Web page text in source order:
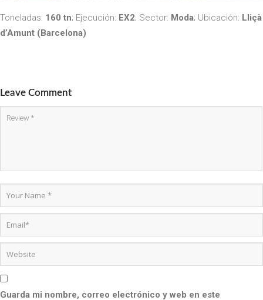
Toneladas: 160 tn; Ejecución: EX2; Sector: Moda; Ubicación: Lliçà
d’Amunt (Barcelona)
Leave Comment
Guarda mi nombre, correo electrónico y web en este